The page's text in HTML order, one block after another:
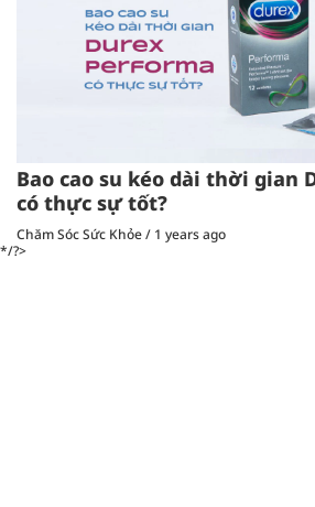
Bao cao su kéo dài thời gian
có thực sự tốt?
Chăm Sóc Sức Khỏe/ 1 years ago
*/?>